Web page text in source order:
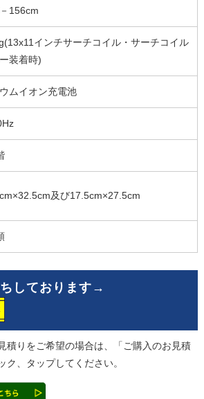
156cm
インチサーチコイル・サーチコイル
装着時)
ムイオン充電池
及び17.5cm×27.5cm
しております→
積りをご希望の場合は、「ご購入のお見積
ク、タップしてください。